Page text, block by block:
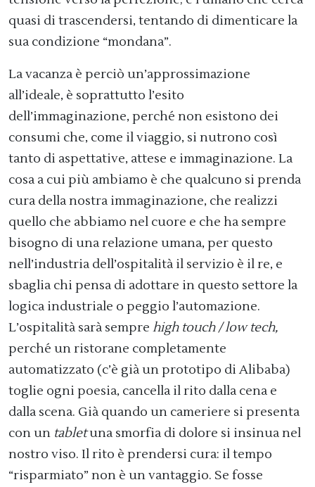
quasi di trascendersi, tentando di dimenticare la
sua condizione “mondana”.
La vacanza è perciò un’approssimazione
all’ideale, è soprattutto l’esito
dell’immaginazione, perché non esistono dei
consumi che, come il viaggio, si nutrono così
tanto di aspettative, attese e immaginazione. La
cosa a cui più ambiamo è che qualcuno si prenda
cura della nostra immaginazione, che realizzi
quello che abbiamo nel cuore e che ha sempre
bisogno di una relazione umana, per questo
nell’industria dell’ospitalità il servizio è il re, e
sbaglia chi pensa di adottare in questo settore la
logica industriale o peggio l’automazione.
L’ospitalità sarà sempre high touch / low tech,
perché un ristorane completamente
automatizzato (c’è già un prototipo di Alibaba)
toglie ogni poesia, cancella il rito dalla cena e
dalla scena. Già quando un cameriere si presenta
con un tabletuna smorfia di dolore si insinua nel
nostro viso. Il rito è prendersi cura: il tempo
“risparmiato” non è un vantaggio. Se fosse